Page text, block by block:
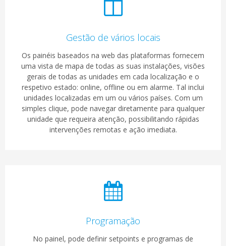
Gestão de vários locais
Os painéis baseados na web das plataformas fornecem
uma vista de mapa de todas as suas instalações, visões
gerais de todas as unidades em cada localização e o
respetivo estado: online, offline ou em alarme. Tal inclui
unidades localizadas em um ou vários países. Com um
simples clique, pode navegar diretamente para qualquer
unidade que requeira atenção, possibilitando rápidas
intervenções remotas e ação imediata.
Programação
No painel, pode definir setpoints e programas de